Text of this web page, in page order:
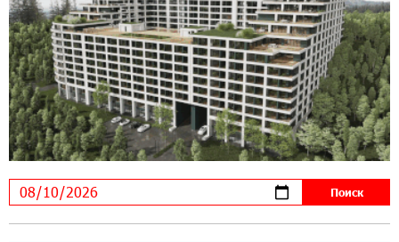
помощью солнечной энергии
14:56:01 5-08-2026
Ucom и FPWC обеспечат круглосуточный
мониторинг дикой природы в Гнишике с
помощью солнечной энергии
22:41:05 3-08-2026
Idram и IDBank - рядом со стартапами на